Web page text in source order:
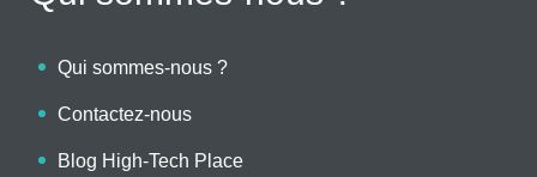
Qui sommes-nous ?
Contactez-nous
Blog High-Tech Place